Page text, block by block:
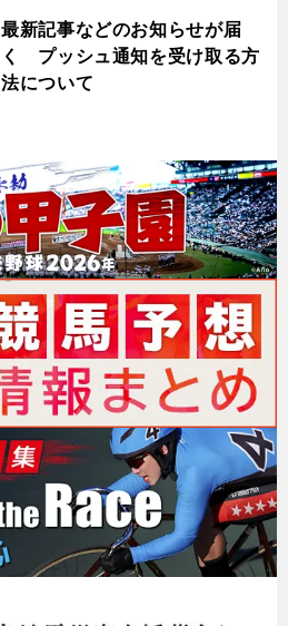
最新記事などのお知らせが届
く プッシュ通知を受け取る方
法について